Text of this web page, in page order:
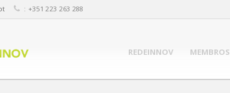
: +351 223 263 288
REDEINNOV MEMBROS